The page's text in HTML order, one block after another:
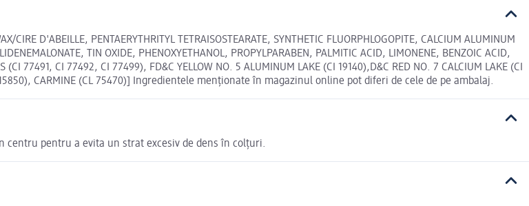
CIRE D'ABEILLE, PENTAERYTHRITYL TETRAISOSTEARATE, SYNTHETIC FLUORPHLOGOPITE, CALCIUM ALUMINUM
TIN OXIDE, PHENOXYETHANOL, PROPYLPARABEN, PALMITIC ACID, LIMONENE, BENZOIC ACID,
77491, CI 77492, CI 77499), FD&C YELLOW NO. 5 ALUMINUM LAKE (CI 19140),D&C RED NO. 7 CALCIUM LAKE (CI
15850), CARMINE (CL 75470)] Ingredientele menționate în magazinul online pot diferi de cele de pe ambalaj.
pentru a evita un strat excesiv de dens în colțuri.